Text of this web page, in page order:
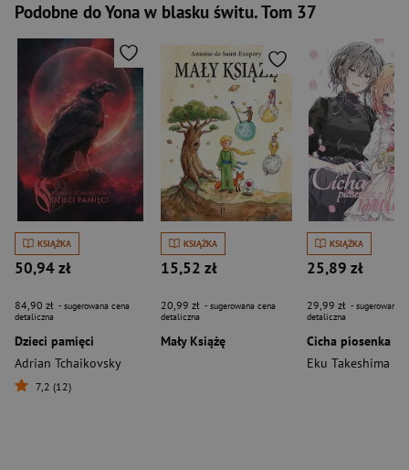
Podobne do Yona w blasku świtu. Tom 37
KSIĄŻKA
50,94 zł
84,90 zł - sugerowana cena
detaliczna
Dzieci pamięci
Adrian Tchaikovsky
7,2 (12)
KSIĄŻKA
15,52 zł
20,99 zł - sugerowana cena
detaliczna
Mały Książę
KSIĄŻKA
25,89 zł
29,99 zł - sugerowana
detaliczna
Eku Takeshima